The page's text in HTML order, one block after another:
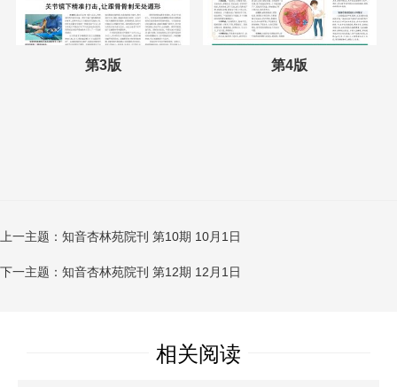
第3版 第4版
上一主题：知音杏林苑院刊 第10期 10月1日
下一主题：知音杏林苑院刊 第12期 12月1日
相关阅读